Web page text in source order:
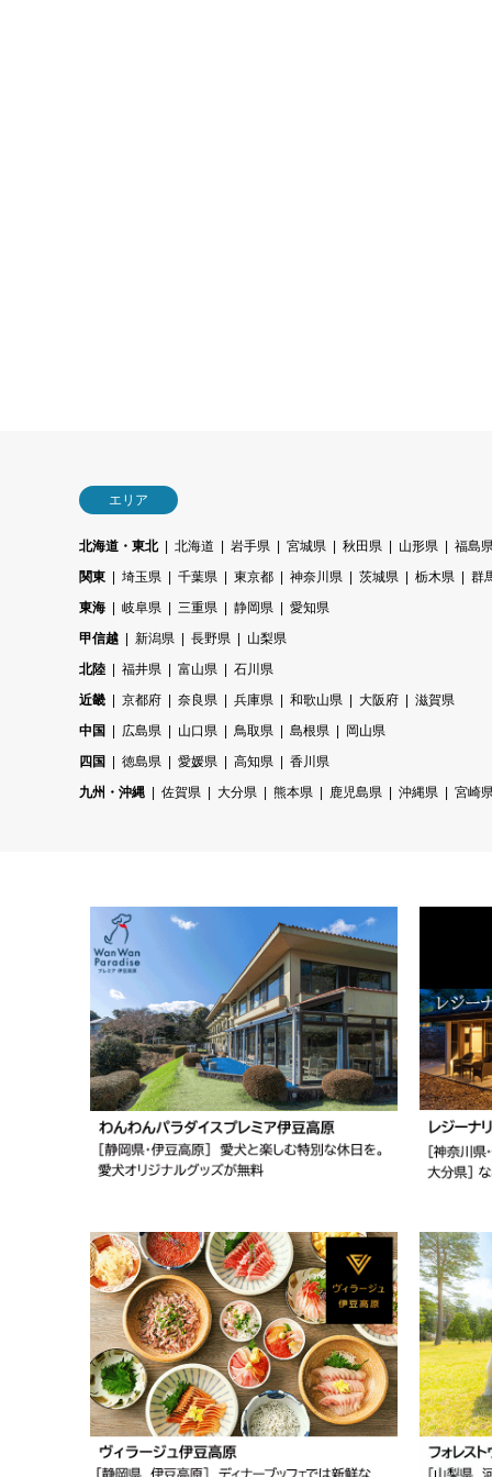
エリア
北海道・東北 北海道 岩手県 宮城県 秋田県 山形県 福島
関東
埼玉県 千葉県 東京都 神奈川県 茨城県 栃木県
群
東海
岐阜県 三重県 静岡県
愛知県
甲信越
新潟県 長野県
山梨県
北陸
福井県 富山県
石川県
近畿
京都府 奈良県 兵庫県 和歌山県 大阪府
滋賀県
中国
広島県 山口県 鳥取県 島根県
岡山県
四国
徳島県 愛媛県 高知県
香川県
九州・沖縄
佐賀県 大分県 熊本県 鹿児島県 沖縄県 宮崎